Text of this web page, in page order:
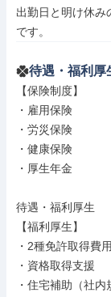
出勤日と明け休み
です。
待遇・福利厚
【保険制度】
・雇用保険
・労災保険
・健康保険
・厚生年金
待遇・福利厚生
【福利厚生】
・2種免許取得費
・資格取得支援
・住宅補助（社内